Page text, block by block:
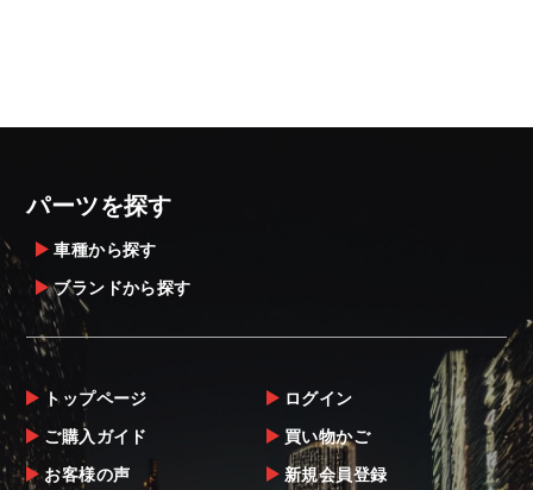
パーツを探す
車種から探す
ブランドから探す
トップページ
ご購入ガイド
お客様の声
ログイン
買い物かご
新規会員登録